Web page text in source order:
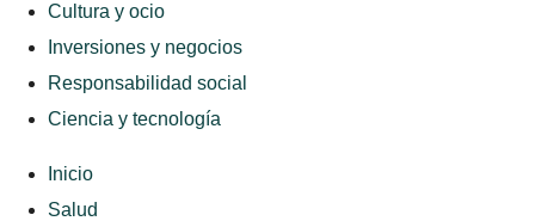
Cultura y ocio
Inversiones y negocios
Responsabilidad social
Ciencia y tecnología
Inicio
Salud